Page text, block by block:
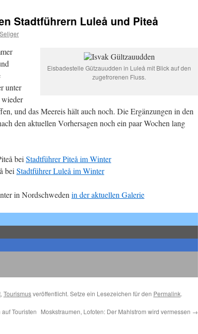
Stadtführern Luleå und Piteå
Eisbadestelle Gützauudden in Luleå mit Blick auf den
zugefrorenen Fluss.
unter
und das Meereis hält auch noch. Die Ergänzungen in den
den aktuellen Vorhersagen noch ein paar Wochen lang
bei Stadtführer Piteå im Winter
bei Stadtführer Luleå im Winter
in Nordschweden in der aktuellen Galerie
, Tourismusveröffentlicht. Setze ein Lesezeichen für den Permalink.
Touristen Moskstraumen, Lofoten: Der Mahlstrom wird vermessen →